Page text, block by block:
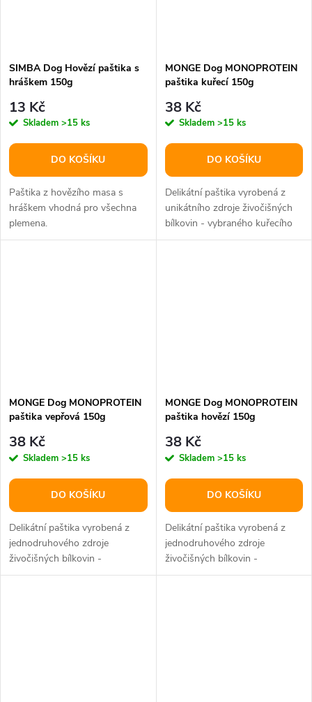
SIMBA Dog Hovězí paštika s
hráškem 150g
13 Kč
Skladem >15 ks
DO KOŠÍKU
Paštika z hovězího masa s
hráškem vhodná pro všechna
plemena.
MONGE Dog MONOPROTEIN
paštika kuřecí 150g
38 Kč
Skladem >15 ks
DO KOŠÍKU
Delikátní paštika vyrobená z
unikátního zdroje živočišných
bílkovin - vybraného kuřecího
masa nejvyšší kvality.
MONGE Dog MONOPROTEIN
paštika vepřová 150g
38 Kč
Skladem >15 ks
DO KOŠÍKU
Delikátní paštika vyrobená z
jednodruhového zdroje
živočišných bílkovin -
vybraného vepřového masa
MONGE Dog MONOPROTEIN
paštika hovězí 150g
38 Kč
Skladem >15 ks
DO KOŠÍKU
Delikátní paštika vyrobená z
jednodruhového zdroje
živočišných bílkovin -
vybraného hovězího masa